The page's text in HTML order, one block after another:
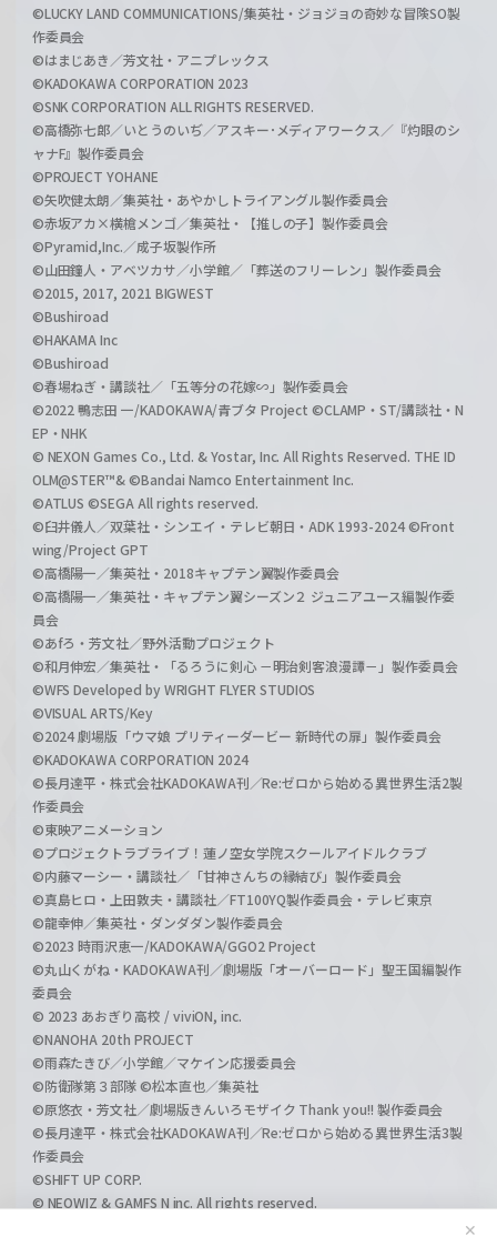
✕
©LUCKY LAND COMMUNICATIONS/集英社・ジョジョの奇妙な冒険SO製
作委員会
©はまじあき／芳文社・アニプレックス
©KADOKAWA CORPORATION 2023
©SNK CORPORATION ALL RIGHTS RESERVED.
©高橋弥七郎／いとうのいぢ／アスキー･メディアワークス／『灼眼のシ
ャナF』製作委員会
©PROJECT YOHANE
©矢吹健太朗／集英社・あやかしトライアングル製作委員会
©赤坂アカ×横槍メンゴ／集英社・【推しの子】製作委員会
©Pyramid,Inc.／成子坂製作所
©山田鐘人・アベツカサ／小学館／「葬送のフリーレン」製作委員会
©2015, 2017, 2021 BIGWEST
©Bushiroad
©HAKAMA Inc
©Bushiroad
©春場ねぎ・講談社／「五等分の花嫁∽」製作委員会
©2022 鴨志田 一/KADOKAWA/青ブタ Project ©CLAMP・ST/講談社・N
EP・NHK
© NEXON Games Co., Ltd. & Yostar, Inc. All Rights Reserved. THE ID
OLM@STER™& ©Bandai Namco Entertainment Inc.
©ATLUS ©SEGA All rights reserved.
©臼井儀人／双葉社・シンエイ・テレビ朝日・ADK 1993-2024 ©Front
wing/Project GPT
©高橋陽一／集英社・2018キャプテン翼製作委員会
©高橋陽一／集英社・キャプテン翼シーズン２ ジュニアユース編製作委
員会
©あfろ・芳文社／野外活動プロジェクト
©和月伸宏／集英社・「るろうに剣心 －明治剣客浪漫譚－」製作委員会
©WFS Developed by WRIGHT FLYER STUDIOS
©VISUAL ARTS/Key
©2024 劇場版「ウマ娘 プリティーダービー 新時代の扉」製作委員会
©KADOKAWA CORPORATION 2024
©長月達平・株式会社KADOKAWA刊／Re:ゼロから始める異世界生活2製
作委員会
©東映アニメーション
©プロジェクトラブライブ！蓮ノ空女学院スクールアイドルクラブ
©内藤マーシー・講談社／「甘神さんちの縁結び」製作委員会
©真島ヒロ・上田敦夫・講談社／FT100YQ製作委員会・テレビ東京
©龍幸伸／集英社・ダンダダン製作委員会
©2023 時雨沢恵一/KADOKAWA/GGO2 Project
©丸山くがね・KADOKAWA刊／劇場版「オーバーロード」聖王国編製作
委員会
© 2023 あおぎり高校 / viviON, inc.
©NANOHA 20th PROJECT
©雨森たきび／小学館／マケイン応援委員会
©防衛隊第３部隊 ©松本直也／集英社
©原悠衣・芳文社／劇場版きんいろモザイク Thank you!! 製作委員会
©長月達平・株式会社KADOKAWA刊／Re:ゼロから始める異世界生活3製
作委員会
©SHIFT UP CORP.
© NEOWIZ & GAMFS N inc. All rights reserved.